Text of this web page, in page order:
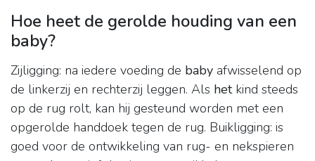
Hoe heet de gerolde houding van een
baby?
Zijligging: na iedere voeding de baby afwisselend op
de linkerzij en rechterzij leggen. Als hetkind steeds
op de rug rolt, kan hij gesteund worden met een
opgerolde handdoek tegen de rug. Buikligging: is
goed voor de ontwikkeling van rug- en nekspieren